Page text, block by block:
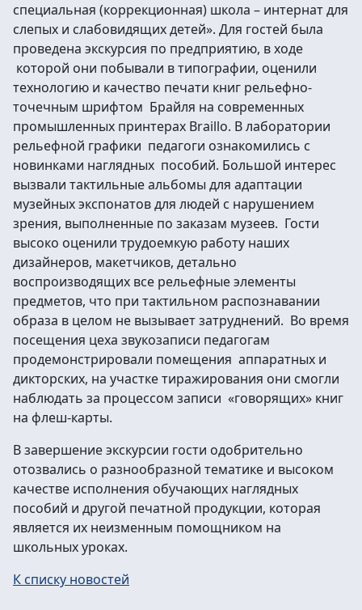
специальная (коррекционная) школа – интернат для
слепых и слабовидящих детей». Для гостей была
проведена экскурсия по предприятию, в ходе
которой они побывали в типографии, оценили
технологию и качество печати книг рельефно-
точечным шрифтом Брайля на современных
промышленных принтерах Braillo. В лаборатории
рельефной графики педагоги ознакомились с
новинками наглядных пособий. Большой интерес
вызвали тактильные альбомы для адаптации
музейных экспонатов для людей с нарушением
зрения, выполненные по заказам музеев. Гости
высоко оценили трудоемкую работу наших
дизайнеров, макетчиков, детально
воспроизводящих все рельефные элементы
предметов, что при тактильном распознавании
образа в целом не вызывает затруднений. Во время
посещения цеха звукозаписи педагогам
продемонстрировали помещения аппаратных и
дикторских, на участке тиражирования они смогли
наблюдать за процессом записи «говорящих» книг
на флеш-карты.
В завершение экскурсии гости одобрительно
отозвались о разнообразной тематике и высоком
качестве исполнения обучающих наглядных
пособий и другой печатной продукции, которая
является их неизменным помощником на
школьных уроках.
К списку новостей